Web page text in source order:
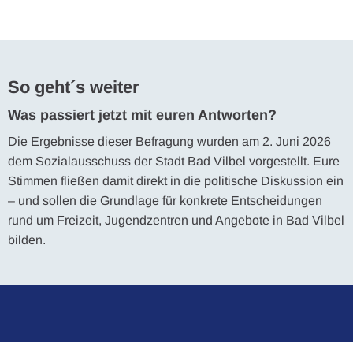
So geht´s weiter
Was passiert jetzt mit euren Antworten?
Die Ergebnisse dieser Befragung wurden am 2. Juni 2026
dem Sozialausschuss der Stadt Bad Vilbel vorgestellt. Eure
Stimmen fließen damit direkt in die politische Diskussion ein
– und sollen die Grundlage für konkrete Entscheidungen
rund um Freizeit, Jugendzentren und Angebote in Bad Vilbel
bilden.